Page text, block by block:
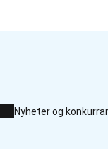
Nyheter og